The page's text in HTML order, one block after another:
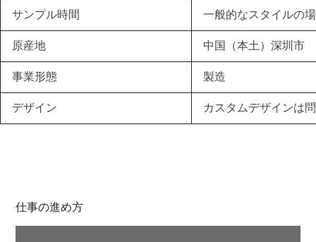
サンプル時間 一般的なスタイルの
原産地 中国（本土）深圳市
事業形態 製造
デザイン カスタムデザインは
仕事の進め方